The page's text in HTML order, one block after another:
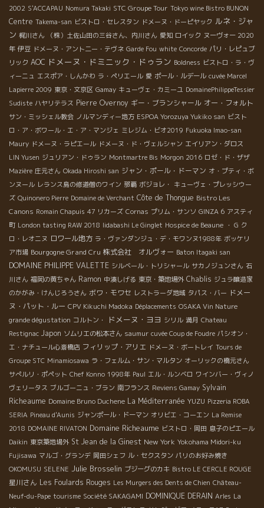
2002 S'ACCAPAU Nomura Takaki STC Groupe Tour Tokyo wine Bistro BUNON
Centre Takema-san ビストロ・セレスタン ドメーヌ・ドーピヤック ルネ・ジャ
ン 梶川さん （株）土佐山田の三谷さん、内川さん 愛知 ロイック ヌーヴォー 2020
年 伊豆 ドメーヌ・アント二ー・テヴネ Garde Fou white Concorde パリ・レピュブ
リック AOC ドメーヌ・ドミニック・ドゥラン Boldness ビストロ・ラ・ヴ
ィーニュ エスポア・しんかわ ラ・ペリエール 愛 ポール・ルデール cuvée Marcel
Lapierre 2009 東京・文京区 Gamay キューヴェ・カミーユ DomainePhilippeTessier
Sudiste ハヤリテラス Pierre Overnoy ギー・ブランシャール オー・フォルト
サン・ミッシェル教会 ノルマンディー地方 ESPOA Yorozuya Yukiko san ビスト
ロ・ア・ボワール・エ・ア・マンジェ ミレジム・ビオ2019 Fukuoka Imao-san
Maury ドメーヌ・ラピエール ドメーヌ・ド・ヴェルシャン エイリアン・ダロス
LIN Yusen ジュリアン・ドゥラン Montmartre Bis Morgon 2016 ロゼ・ド・ザザ
Mazière 庄元さん Okada Hiroshi san ジャン・ポール・ドーマン オ・プティ・ボ
ンヌール レランス島の修道僧のワイン 那覇 ボジョレ・ キューヴェ・プレッシウー
ズ Quinonero Pierre Domaine de Verchant Côte de Thongue Bistro Les
Canons Romain Chapuis 47 リカーズ Cornas プリム・サンソ GINZA 6 アスティ
町 London tasting RAW 2018 Iidabashi Le Ginglet Hospice de Beaune ・ G ク
ロ・レオニヌ ロワール地方 ラ・ヴァンダンジュ・デ・モワンヌ1988年 ボッケリ
ア市場 Bourgogne Grand Cru 株式会社 オルヴォー Baton Itagaki san
DOMAINE PHILIPPE VALETTE シルベール・トリシャール サカノジュンさん 石
川さん 福岡の黄ちゃん Ramon 中湊しげる 東京・築地場外 Chablis ジュラ醸造家
のかがみ・けんじろうさん ボワ・モワセ レストラーダ地域 タパス・バー ドメー
ヌ・パット・ルー CPV Kikuchi Madoka Déplacements OSAKA Vin Nature
grande dégustation コルトン・ ドメーヌ・ヨヨ シリル 満月 Chateau
Restignac Japon ソムリエの松本さん saumur cuvée Coup de Foudre パシオン・
エ・ナチュール心斎橋店 フィリップ・アリエ ドメーヌ・ボートレイ Tours de
Groupe STC Minamiosawa ラ・フェルム・サン・マルタン オーリックの橋元さん
サぺルリ・ポペット Chef Konno 1998年 Paul エル・ルンベロ ワインバー・ヴィノ
ヴェリータス ブルゴーニュ・ブラン 南フランス Reviens Gamay Sylvain
Richeaume Domaine Bruno Duchene La Méditerranée YUZU Pizzeria ROBA
SERIA Pineau d'Aunis ジャンポール・ドーマン オリビエ・コーエン La Remise
2018 DOMAINE RIVATON Domaine Richeaume ビストロ・岡田 息子のピエール
Daikin 東京築地場外 St Jean de la Ginest New York Yokohama Midori-ku
Fujisawa マルゴ・グランデ 岡田シェフ ル・セクスタン パリのお好み焼き
OKOMUSU SELENE Julie Brosselin ブジーグのカキ Bistro LE CERCLE ROUGE
星川さん Les Foulards Rouges Les Murgers des Dents de Chien Château-
Neuf-du-Pape tourisme Société SAKAGAMI DOMINIQUE DERAIN Arles La